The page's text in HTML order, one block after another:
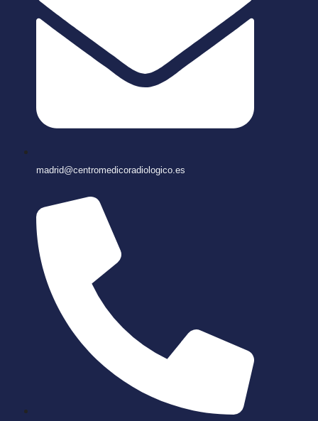
madrid@centromedicoradiologico.es